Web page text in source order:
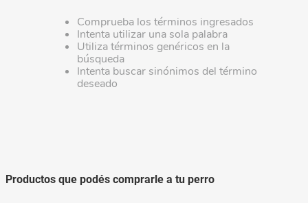
Comprueba los términos ingresados
Intenta utilizar una sola palabra
Utiliza términos genéricos en la
búsqueda
Intenta buscar sinónimos del término
deseado
Productos que podés comprarle a tu perro